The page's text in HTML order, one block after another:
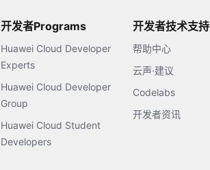
开发者Programs
Huawei Cloud Developer
Experts
Huawei Cloud Developer
Group
Huawei Cloud Student
Developers
开发者技术支持
帮助中心
云声·建议
Codelabs
开发者资讯